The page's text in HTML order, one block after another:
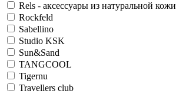
Rels - аксессуары из натуральной кожи
Rockfeld
Sabellino
Studio KSK
Sun&Sand
TANGCOOL
Tigernu
Travellers club